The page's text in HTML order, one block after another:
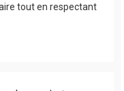
tout en respectant